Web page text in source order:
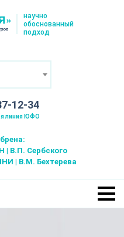
научно
обоснованный
подход
12-34
линия ЮФО
В.П. Сербского
| В.М. Бехтерева